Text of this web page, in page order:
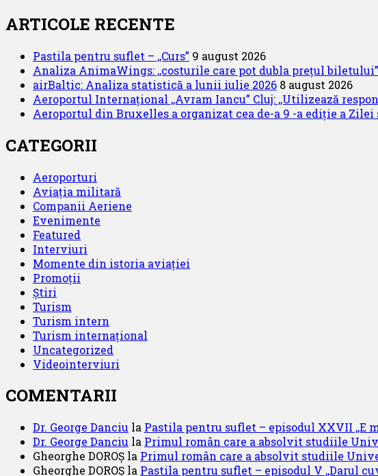
ARTICOLE RECENTE
Pastila pentru suflet – ,,Curs” 9 august 2026
Analiza AnimaWings: ,,costurile care pot dubla prețul biletului”
airBaltic: Analiza statistică a lunii iulie 2026 8 august 2026
Aeroportul Internațional ,,Avram Iancu” Cluj: ,,Utilizează
Aeroportul din Bruxelles a organizat cea de-a 9 -a ediție a
CATEGORII
Aeroporturi
Aviația militară
Companii Aeriene
Evenimente
Featured
Interviuri
Momente din istoria aviației
Promoții
Știri
Turism
Turism intern
Turism internațional
Uncategorized
Videointerviuri
COMENTARII
Dr. George Danciu la Pastila pentru suflet – episodul XXVII ,,E
Dr. George Danciu la Primul român care a absolvit studiile
Gheorghe DOROȘ la Primul român care a absolvit studiile
Gheorghe DOROȘ la Pastila pentru suflet – episodul V ,,Darul